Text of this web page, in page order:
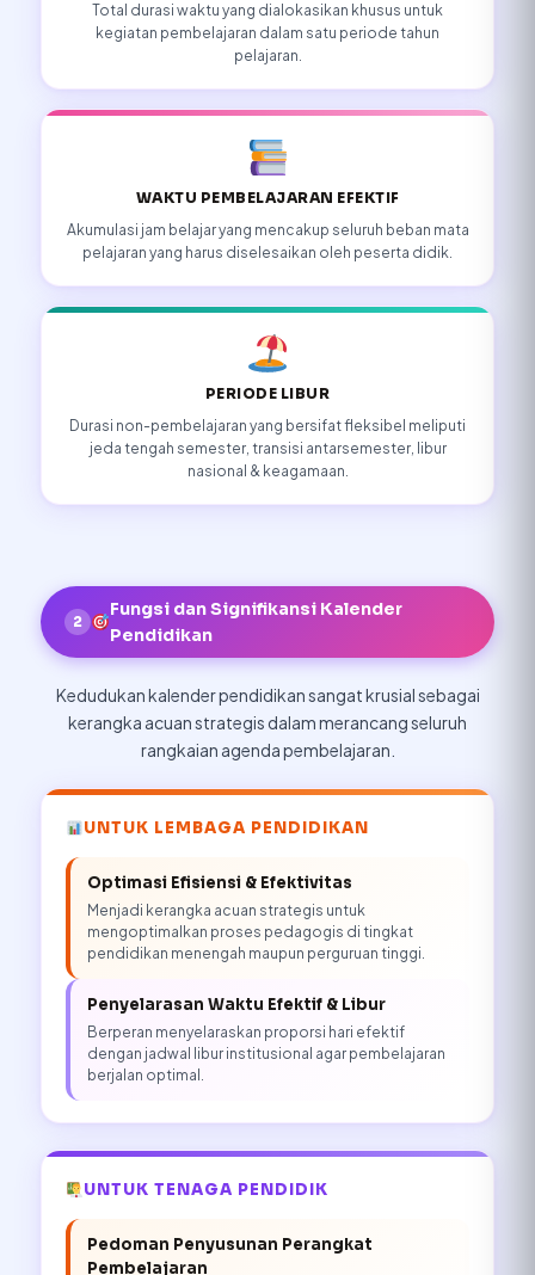
Total durasi waktu yang dialokasikan khusus untuk
kegiatan pembelajaran dalam satu periode tahun
pelajaran.
WAKTU PEMBELAJARAN EFEKTIF
Akumulasi jam belajar yang mencakup seluruh beban mata
pelajaran yang harus diselesaikan oleh peserta didik.
PERIODE LIBUR
Durasi non-pembelajaran yang bersifat fleksibel meliputi
jeda tengah semester, transisi antarsemester, libur
nasional & keagamaan.
2
Fungsi dan Signifikansi Kalender
Pendidikan
Kedudukan kalender pendidikan sangat krusial sebagai
kerangka acuan strategis dalam merancang seluruh
rangkaian agenda pembelajaran.
UNTUK LEMBAGA PENDIDIKAN
Optimasi Efisiensi & Efektivitas
Menjadi kerangka acuan strategis untuk
mengoptimalkan proses pedagogis di tingkat
pendidikan menengah maupun perguruan tinggi.
Penyelarasan Waktu Efektif & Libur
Berperan menyelaraskan proporsi hari efektif
dengan jadwal libur institusional agar pembelajaran
berjalan optimal.
UNTUK TENAGA PENDIDIK
Pedoman Penyusunan Perangkat
Pembelajaran